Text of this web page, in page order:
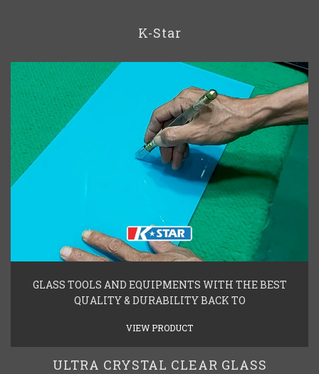
K-Star
GLASS TOOLS AND EQUIPMENTS WITH THE BEST
QUALITY & DURABILITY BACK TO
VIEW PRODUCT
ULTRA CRYSTAL CLEAR GLASS